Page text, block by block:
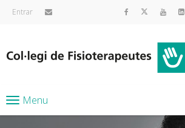
Entrar
Menu